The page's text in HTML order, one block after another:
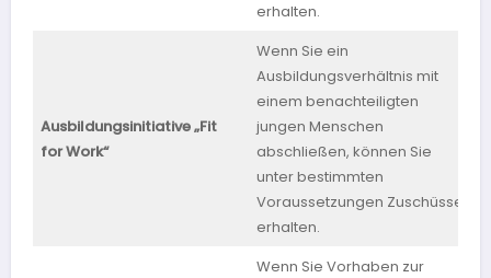
erhalten.
Ausbildungsinitiative „Fit
for Work“
Wenn Sie ein
Ausbildungsverhältnis mit
einem benachteiligten
jungen Menschen
abschließen, können Sie
unter bestimmten
Voraussetzungen Zuschüsse
erhalten.
Wenn Sie Vorhaben zur